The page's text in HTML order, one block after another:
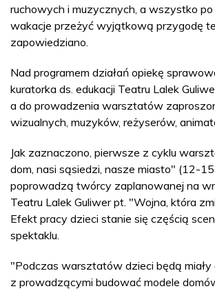
ruchowych i muzycznych, a wszystko
wakacje przeżyć wyjątkową przygodę
zapowiedziano.
Nad programem działań opiekę
kuratorka ds. edukacji Teatru Lalek
a do prowadzenia warsztatów
wizualnych, muzyków, reżyserów,
Jak zaznaczono, pierwsze z cyklu
dom, nasi sąsiedzi, nasze miasto" (12-15
poprowadzą twórcy zaplanowanej na
Teatru Lalek Guliwer pt. "Wojna, która
Efekt pracy dzieci stanie się częścią
spektaklu.
"Podczas warsztatów dzieci będą miały
z prowadzącymi budować modele